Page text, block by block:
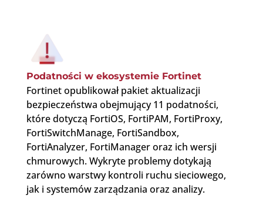
Podatności w ekosystemie Fortinet
Fortinet opublikował pakiet aktualizacji
bezpieczeństwa obejmujący 11 podatności,
które dotyczą FortiOS, FortiPAM, FortiProxy,
FortiSwitchManage, FortiSandbox,
FortiAnalyzer, FortiManager oraz ich wersji
chmurowych. Wykryte problemy dotykają
zarówno warstwy kontroli ruchu sieciowego,
jak i systemów zarządzania oraz analizy.